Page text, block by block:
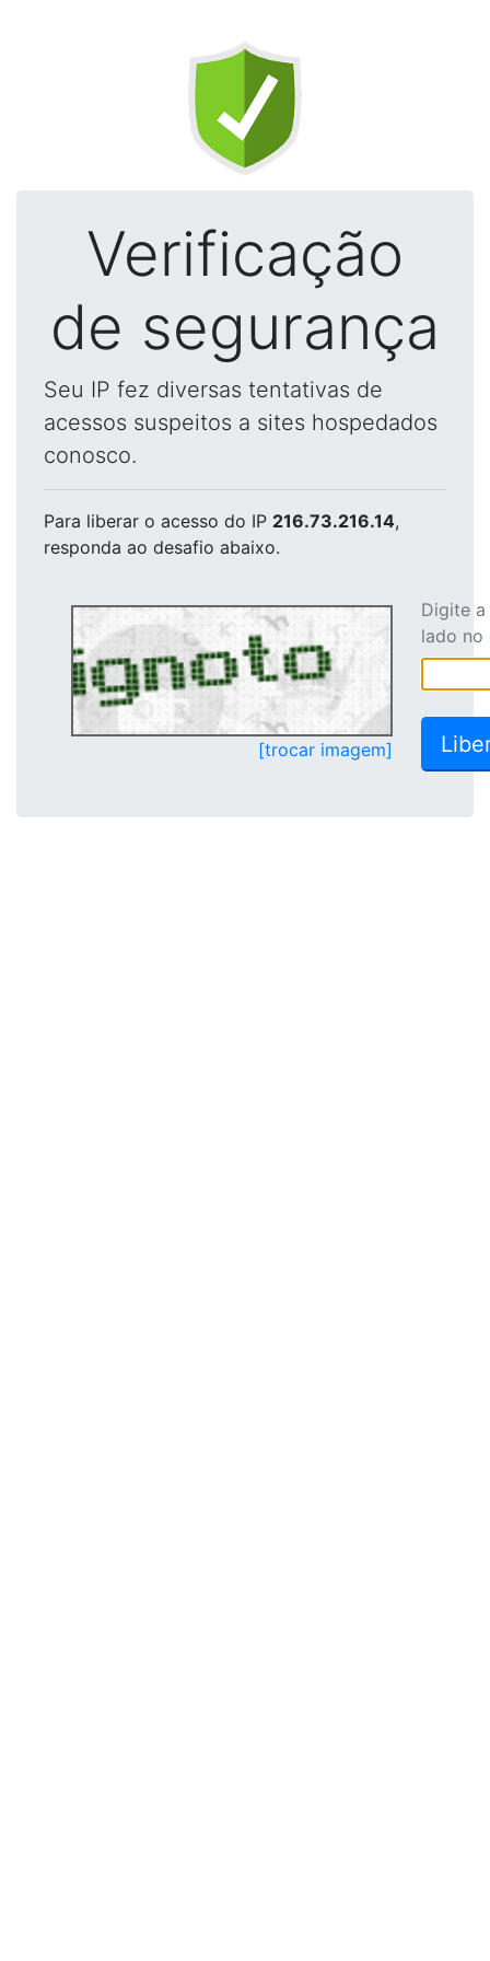
Verificação
de segurança
Seu IP fez diversas tentativas de
acessos suspeitos a sites hospedados
conosco.
Para liberar o acesso do IP 216.73.216.14,
responda ao desafio abaixo.
[trocar imagem]
Digite
lado no